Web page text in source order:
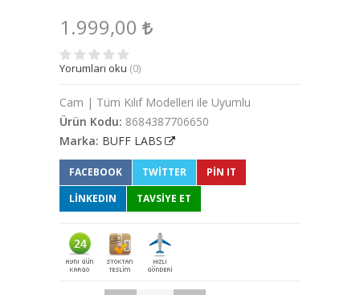
1.999,00
Yorumları oku (0)
Cam | Tüm Kılıf Modelleri ile Uyumlu
Ürün Kodu: 8684387706650
Marka: BUFF LABS
FACEBOOK TWITTER
PIN IT
LINKEDIN
TAVSİYE ET